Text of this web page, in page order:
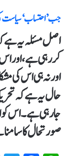
جب ’احتساب‘ سیاست
اصل مسئلہ یہ
کر رہی ہے، اور
اور نہ ہی اس کی
حال یہ ہے کہ
جا رہی ہے۔ اس کو
صورتحال کا